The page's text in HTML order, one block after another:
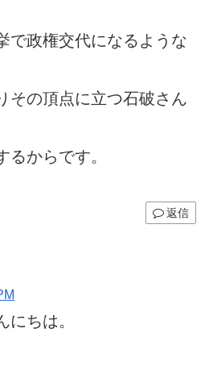
で政権交代になるような
その頂点に立つ石破さん
るからです。
返信
にちは。